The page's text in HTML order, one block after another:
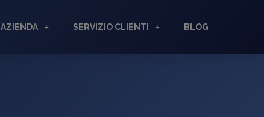
AZIENDA SERVIZIO CLIENTI BLOG